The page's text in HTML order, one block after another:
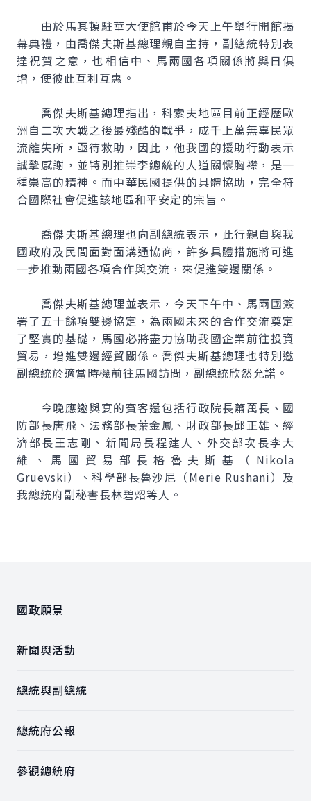
由於馬其頓駐華大使館甫於今天上午舉行開館揭
幕典禮，由喬傑夫斯基總理親自主持，副總統特別表
達祝賀之意，也相信中、馬兩國各項關係將與日俱
增，使彼此互利互惠。
喬傑夫斯基總理指出，科索夫地區目前正經歷歐
洲自二次大戰之後最殘酷的戰爭，成千上萬無辜民眾
流離失所，亟待救助，因此，他我國的援助行動表示
誠摯感謝，並特別推崇李總統的人道關懷胸襟，是一
種崇高的精神。而中華民國提供的具體協助，完全符
合國際社會促進該地區和平安定的宗旨。
喬傑夫斯基總理也向副總統表示，此行親自與我
國政府及民間面對面溝通協商，許多具體措施將可進
一步推動兩國各項合作與交流，來促進雙邊關係。
喬傑夫斯基總理並表示，今天下午中、馬兩國簽
署了五十餘項雙邊協定，為兩國未來的合作交流奠定
了堅實的基礎，馬國必將盡力協助我國企業前往投資
貿易，增進雙邊經貿關係。喬傑夫斯基總理也特別邀
副總統於適當時機前往馬國訪問，副總統欣然允諾。
今晚應邀與宴的賓客還包括行政院長蕭萬長、國
防部長唐飛、法務部長葉金鳳、財政部長邱正雄、經
濟部長王志剛、新聞局長程建人、外交部次長李大
維、馬國貿易部長格魯夫斯基（Nikola
Gruevski）、科學部長魯沙尼（Merie Rushani）及
我總統府副秘書長林碧炤等人。
國政願景
新聞與活動
總統與副總統
總統府公報
參觀總統府